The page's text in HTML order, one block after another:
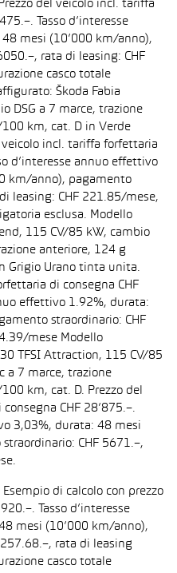
del veicolo incl. tariffa
Tasso d’interesse
mesi (10’000 km/anno),
rata di leasing: CHF
casco totale
Škoda Fabia
DSG a 7 marce, trazione
km, cat. D in Verde
incl. tariffa forfettaria
d’interesse annuo effettivo
km/anno), pagamento
leasing: CHF 221.85/mese,
esclusa. Modello
115 CV/85 kW, cambio
anteriore, 124 g
Grigio Urano tinta unita.
di consegna CHF
effettivo 1.92%, durata:
straordinario: CHF
mese Modello
TFSI Attraction, 115 CV/85
a 7 marce, trazione
km, cat. D. Prezzo del
CHF 28’875.–.
3,03%, durata: 48 mesi
CHF 5671.–,
di calcolo con prezzo
Tasso d’interesse
mesi (10’000 km/anno),
rata di leasing
casco totale